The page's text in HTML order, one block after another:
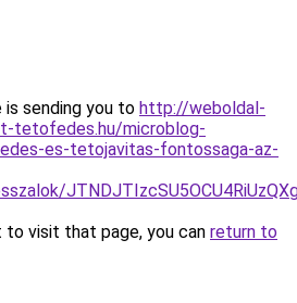
is sending you to http://weboldal-
tetofedes.hu/microblog-
es-tetojavitas-fontossaga-az-
visit that page, you can return to